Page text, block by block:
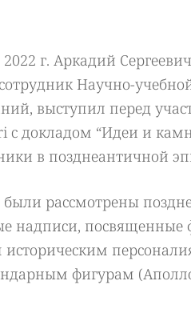
2022 г. Аркадий
Научно-
выступил перед
с докладом “Идеи и
в позднеантичной
были рассмотрены
надписи,
фигурам